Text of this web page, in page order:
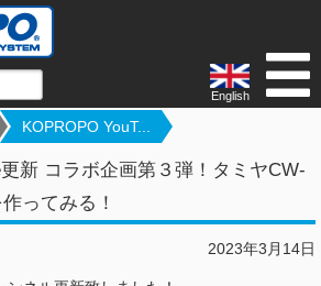
English
KOPROPO YouT...
新 コラボ企画第３弾！タミヤCW-
ってみる！
2023年3月14日